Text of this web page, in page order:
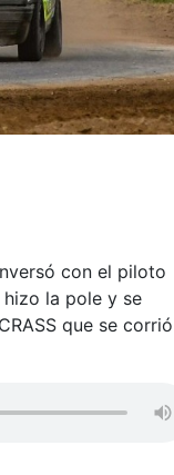
con el piloto
la pole y se
que se corrió